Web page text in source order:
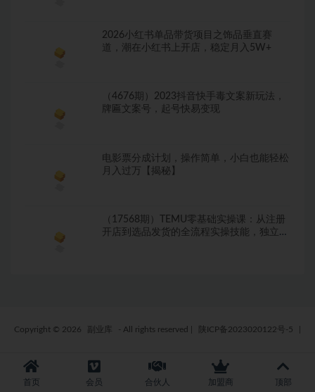
2026小红书单品带货项目之饰品垂直赛
道，潮在小红书上开店，稳定月入5W+
（4676期）2023抖音快手毒文案新玩法，
牌匾文案号，起号快易变现
电影票分成计划，操作简单，小白也能轻松
月入过万【揭秘】
（17568期）TEMU零基础实操课：从注册
开店到选品发货的全流程实操技能，独立跑
Copyright © 2026 副业库 - All rights reserved 陕ICP备2023020122号-5
首页 会员 合伙人 加盟商 顶部